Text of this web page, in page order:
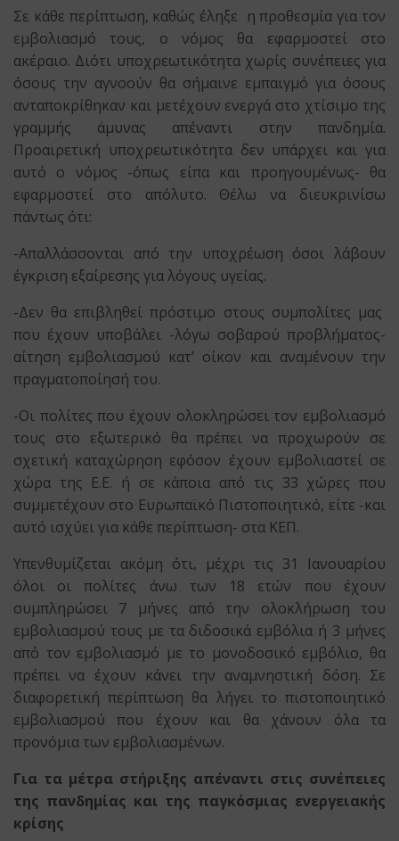
Σε κάθε περίπτωση, καθώς έληξε η προθεσμία για τον
εμβολιασμό τους, ο νόμος θα εφαρμοστεί στο
ακέραιο. Διότι υποχρεωτικότητα χωρίς συνέπειες για
όσους την αγνοούν θα σήμαινε εμπαιγμό για όσους
ανταποκρίθηκαν και μετέχουν ενεργά στο χτίσιμο της
γραμμής άμυνας απέναντι στην πανδημία.
Προαιρετική υποχρεωτικότητα δεν υπάρχει και για
αυτό ο νόμος -όπως είπα και προηγουμένως- θα
εφαρμοστεί στο απόλυτο. Θέλω να διευκρινίσω
πάντως ότι:
-Απαλλάσσονται από την υποχρέωση όσοι λάβουν
έγκριση εξαίρεσης για λόγους υγείας.
-Δεν θα επιβληθεί πρόστιμο στους συμπολίτες μας
που έχουν υποβάλει -λόγω σοβαρού προβλήματος-
αίτηση εμβολιασμού κατ’ οίκον και αναμένουν την
πραγματοποίησή του.
-Οι πολίτες που έχουν ολοκληρώσει τον εμβολιασμό
τους στο εξωτερικό θα πρέπει να προχωρούν σε
σχετική καταχώρηση εφόσον έχουν εμβολιαστεί σε
χώρα της Ε.Ε. ή σε κάποια από τις 33 χώρες που
συμμετέχουν στο Ευρωπαϊκό Πιστοποιητικό, είτε -και
αυτό ισχύει για κάθε περίπτωση- στα ΚΕΠ.
Υπενθυμίζεται ακόμη ότι, μέχρι τις 31 Ιανουαρίου
όλοι οι πολίτες άνω των 18 ετών που έχουν
συμπληρώσει 7 μήνες από την ολοκλήρωση του
εμβολιασμού τους με τα διδοσικά εμβόλια ή 3 μήνες
από τον εμβολιασμό με το μονοδοσικό εμβόλιο, θα
πρέπει να έχουν κάνει την αναμνηστική δόση. Σε
διαφορετική περίπτωση θα λήγει το πιστοποιητικό
εμβολιασμού που έχουν και θα χάνουν όλα τα
προνόμια των εμβολιασμένων.
Για τα μέτρα στήριξης απέναντι στις συνέπειες
της πανδημίας και της παγκόσμιας ενεργειακής
κρίσης